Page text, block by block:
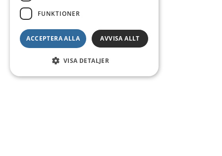
FUNKTIONER
ACCEPTERA ALLA AVVISA ALLT
VISA DETALJER